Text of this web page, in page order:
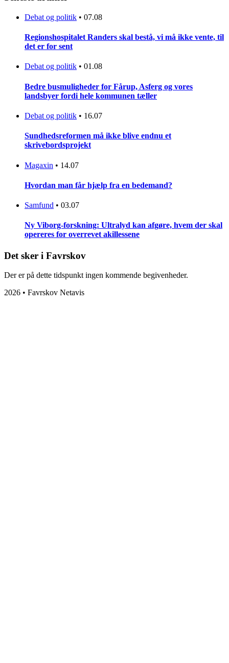
Debat og politik • 07.08
Regionshospitalet Randers skal bestå, vi må ikke vente, til
det er for sent
Debat og politik • 01.08
Bedre busmuligheder for Fårup, Asferg og vores
landsbyer fordi hele kommunen tæller
Debat og politik • 16.07
Sundhedsreformen må ikke blive endnu et
skrivebordsprojekt
Magaxin • 14.07
Hvordan man får hjælp fra en bedemand?
Samfund • 03.07
Ny Viborg-forskning: Ultralyd kan afgøre, hvem der skal
opereres for overrevet akillessene
Det sker i Favrskov
Der er på dette tidspunkt ingen kommende begivenheder.
2026 • Favrskov Netavis